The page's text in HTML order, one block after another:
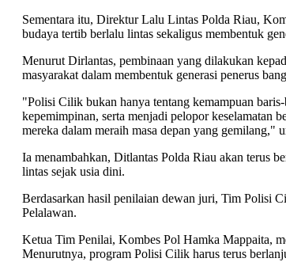
Sementara itu, Direktur Lalu Lintas Polda Riau,
budaya tertib berlalu lintas sekaligus membentuk
Menurut Dirlantas, pembinaan yang dilakukan
masyarakat dalam membentuk generasi penerus
"Polisi Cilik bukan hanya tentang kemampuan
kepemimpinan, serta menjadi pelopor keselamatan
mereka dalam meraih masa depan yang gemilang,"
Ia menambahkan, Ditlantas Polda Riau akan terus
lintas sejak usia dini.
Berdasarkan hasil penilaian dewan juri, Tim Polisi
Pelalawan.
Ketua Tim Penilai, Kombes Pol Hamka Mappaita,
Menurutnya, program Polisi Cilik harus terus